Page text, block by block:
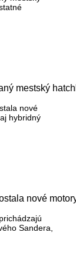
mestský
nové